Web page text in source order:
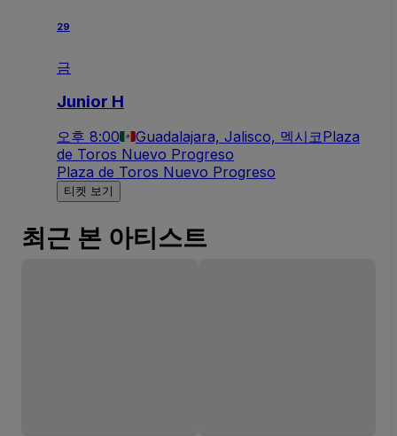
29
금
Junior H
오후 8:00 Guadalajara, Jalisco, 멕시코Plaza
de Toros Nuevo Progreso
Plaza de Toros Nuevo Progreso
티켓 보기
최근 본 아티스트